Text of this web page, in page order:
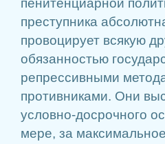
пенитенциарной
преступника
провоцирует всякую
обязанностью
репрессивными
противниками. Они
условно-досрочного
мере, за